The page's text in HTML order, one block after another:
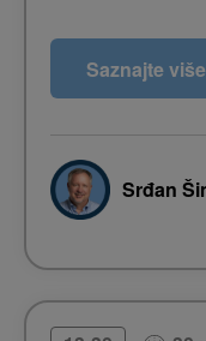
Sudac Visokog
Hrvatske udruge
pripremio je
kako bolje
ciljem bržeg i
procesa.
Konflikti u
poslovnih
preventive i
Saznajte više
Srđan